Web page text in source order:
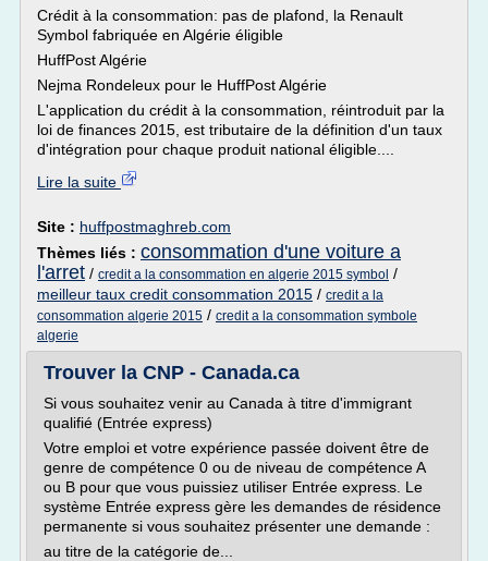
Crédit à la consommation: pas de plafond, la Renault
Symbol fabriquée en Algérie éligible
HuffPost Algérie
Nejma Rondeleux pour le HuffPost Algérie
L'application du crédit à la consommation, réintroduit par la
loi de finances 2015, est tributaire de la définition d'un taux
d'intégration pour chaque produit national éligible....
Lire la suite
Site : huffpostmaghreb.com
Thèmes liés : consommation d'une voiture a
l'arret / credit a la consommation en algerie 2015 symbol /
meilleur taux credit consommation 2015 / credit a la
consommation algerie 2015 / credit a la consommation symbole
algerie
Trouver la CNP - Canada.ca
Si vous souhaitez venir au Canada à titre d'immigrant
qualifié (Entrée express)
Votre emploi et votre expérience passée doivent être de
genre de compétence 0 ou de niveau de compétence A
ou B pour que vous puissiez utiliser Entrée express. Le
système Entrée express gère les demandes de résidence
permanente si vous souhaitez présenter une demande :
au titre de la catégorie de...